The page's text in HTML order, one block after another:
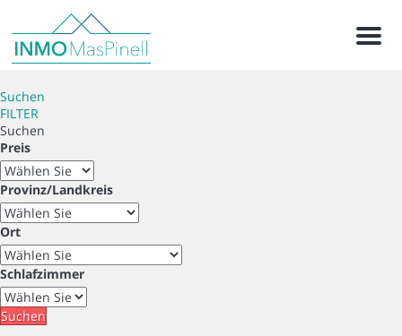
Menu
Suchen
FILTER
Suchen
Preis
Provinz/Landkreis
Ort
Schlafzimmer
Suchen